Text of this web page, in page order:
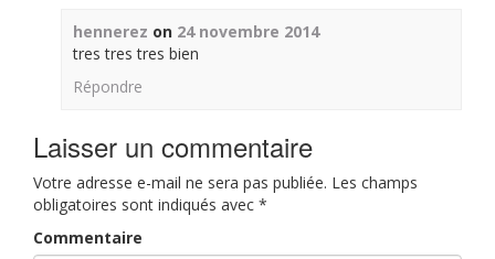
hennerez on 24 novembre 2014
tres tres tres bien
Répondre
Laisser un commentaire
Votre adresse e-mail ne sera pas publiée. Les champs
obligatoires sont indiqués avec *
Commentaire